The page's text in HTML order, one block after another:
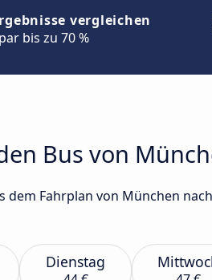
vergleichen
bis zu 70 %
Bus von
Fahrplan von München
Dienstag